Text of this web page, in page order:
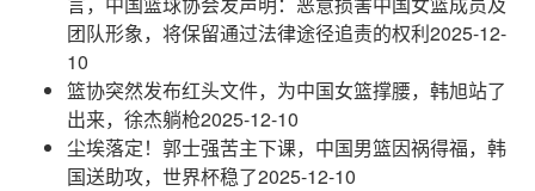
团队形象，将保留通过法律途径追责的权利2025-12-
10
篮协突然发布红头文件，为中国女篮撑腰，韩旭站了
出来，徐杰躺枪2025-12-10
尘埃落定！郭士强苦主下课，中国男篮因祸得福，韩
国送助攻，世界杯稳了2025-12-10